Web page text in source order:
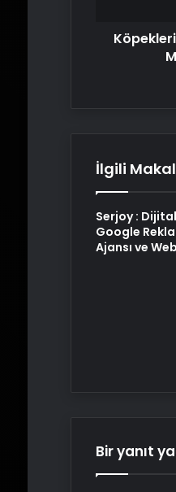
İlgili
Serjoy :
Google
Ajansı ve
Bir yanıt